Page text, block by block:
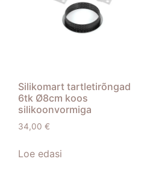
Silikomart tartletirõngad
6tk Ø8cm koos
silikoonvormiga
34,00 €
Loe edasi